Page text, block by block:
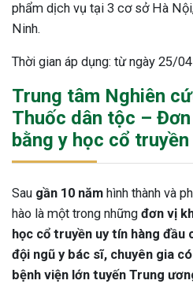
phẩm dịch vụ tại 3 cơ sở Hà
Ninh.
Thời gian áp dụng: từ ngày 25/
Trung tâm Nghiên
Thuốc dân tộc –
bằng y học cổ
Sau gần 10 năm hình thành và
hào là một trong những đơn vị
học cổ truyền uy tín hàng đầu
đội ngũ y bác sĩ, chuyên gia
bệnh viện lớn tuyến Trung